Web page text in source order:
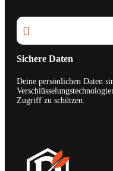

Sichere Daten
Deine persönlichen Daten
Zugriff zu schützen.